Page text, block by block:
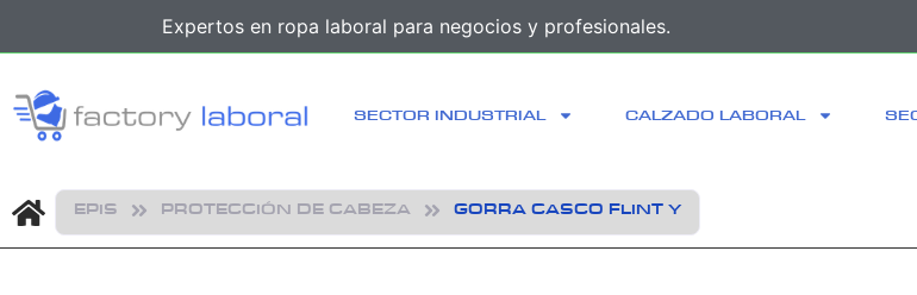
Expertos en ropa laboral para negocios y profesionales.
SECTOR INDUSTRIAL CALZADO LABORAL
EPIS PROTECCIÓN DE CABEZA GORRA CASCO FLINT Y